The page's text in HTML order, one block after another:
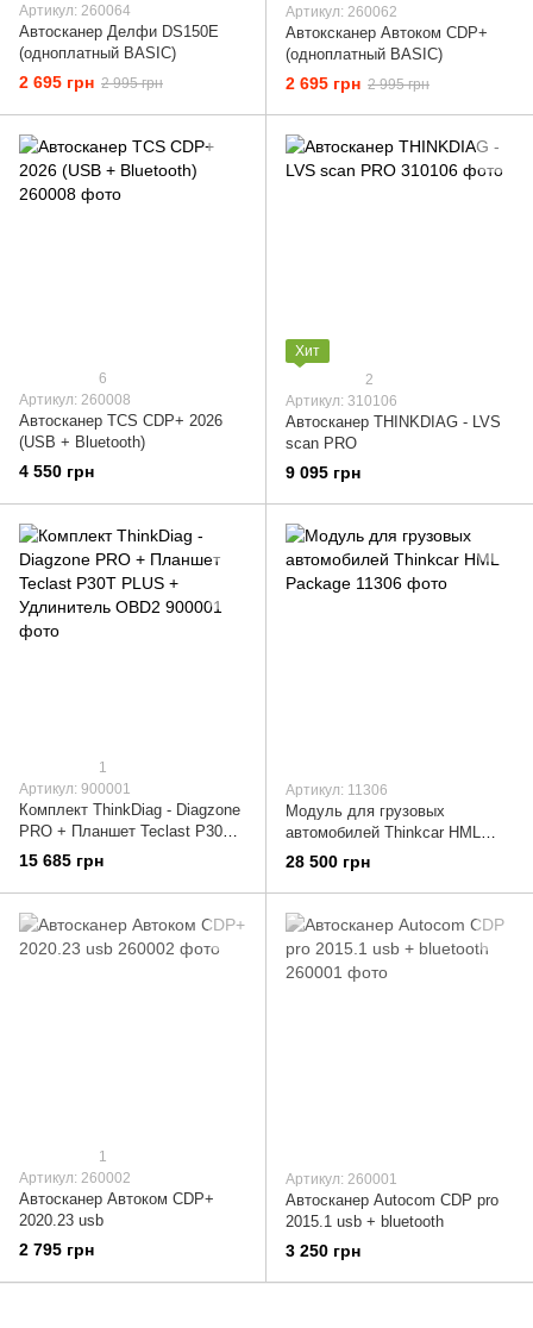
Артикул: 260064
Автосканер Делфи DS150E
(одноплатный BASIC)
2 695 грн 2 995 грн
Артикул: 260062
Автоксканер Автоком CDP+
(одноплатный BASIC)
2 695 грн 2 995 грн
6
Артикул: 260008
Автосканер TCS CDP+ 2026
(USB + Bluetooth)
4 550 грн
Хит
2
Артикул: 310106
Автосканер THINKDIAG - LVS
scan PRO
9 095 грн
1
Артикул: 900001
Комплект ThinkDiag - Diagzone
PRO + Планшет Teclast P30T
PLUS + Удлинитель OBD2
15 685 грн
Артикул: 11306
Модуль для грузовых
автомобилей Thinkcar HML
Package
28 500 грн
1
Артикул: 260002
Автосканер Автоком CDP+
2020.23 usb
2 795 грн
Артикул: 260001
Автосканер Autocom CDP pro
2015.1 usb + bluetooth
3 250 грн